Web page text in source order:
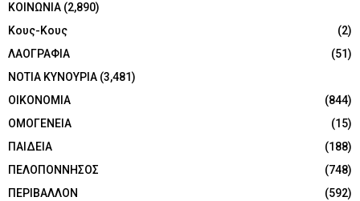
ΚΟΙΝΩΝΙΑ (2,890)
Κους-Κους
(2)
ΛΑΟΓΡΑΦΙΑ
(51)
ΝΟΤΙΑ ΚΥΝΟΥΡΙΑ (3,481)
ΟΙΚΟΝΟΜΙΑ
(844)
ΟΜΟΓΕΝΕΙΑ
(15)
ΠΑΙΔΕΙΑ
(188)
ΠΕΛΟΠΟΝΝΗΣΟΣ
(748)
ΠΕΡΙΒΑΛΛΟΝ
(592)